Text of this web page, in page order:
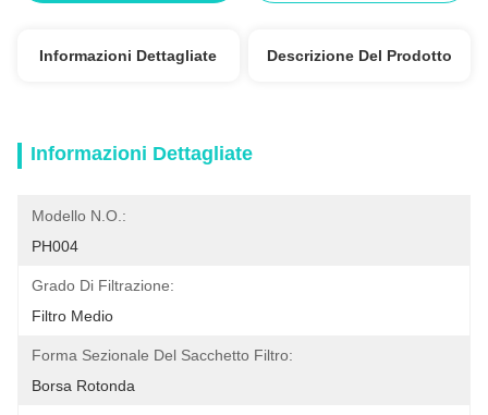
Informazioni Dettagliate Descrizione Del Prodotto
Informazioni Dettagliate
Modello N.O.:
PH004
Grado Di Filtrazione:
Filtro Medio
Forma Sezionale Del Sacchetto Filtro:
Borsa Rotonda